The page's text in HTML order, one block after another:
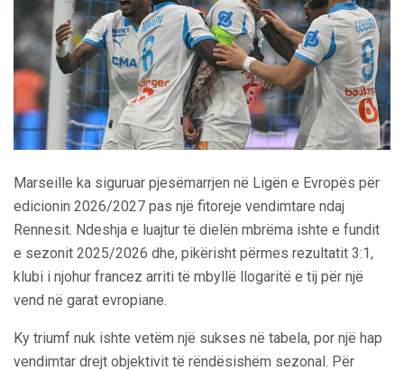
Marseille ka siguruar pjesëmarrjen në Ligën e Evropës për
edicionin 2026/2027 pas një fitoreje vendimtare ndaj
Rennesit. Ndeshja e luajtur të dielën mbrëma ishte e fundit
e sezonit 2025/2026 dhe, pikërisht përmes rezultatit 3:1,
klubi i njohur francez arriti të mbyllë llogaritë e tij për një
vend në garat evropiane.
Ky triumf nuk ishte vetëm një sukses në tabela, por një hap
vendimtar drejt objektivit të rëndësishëm sezonal. Për